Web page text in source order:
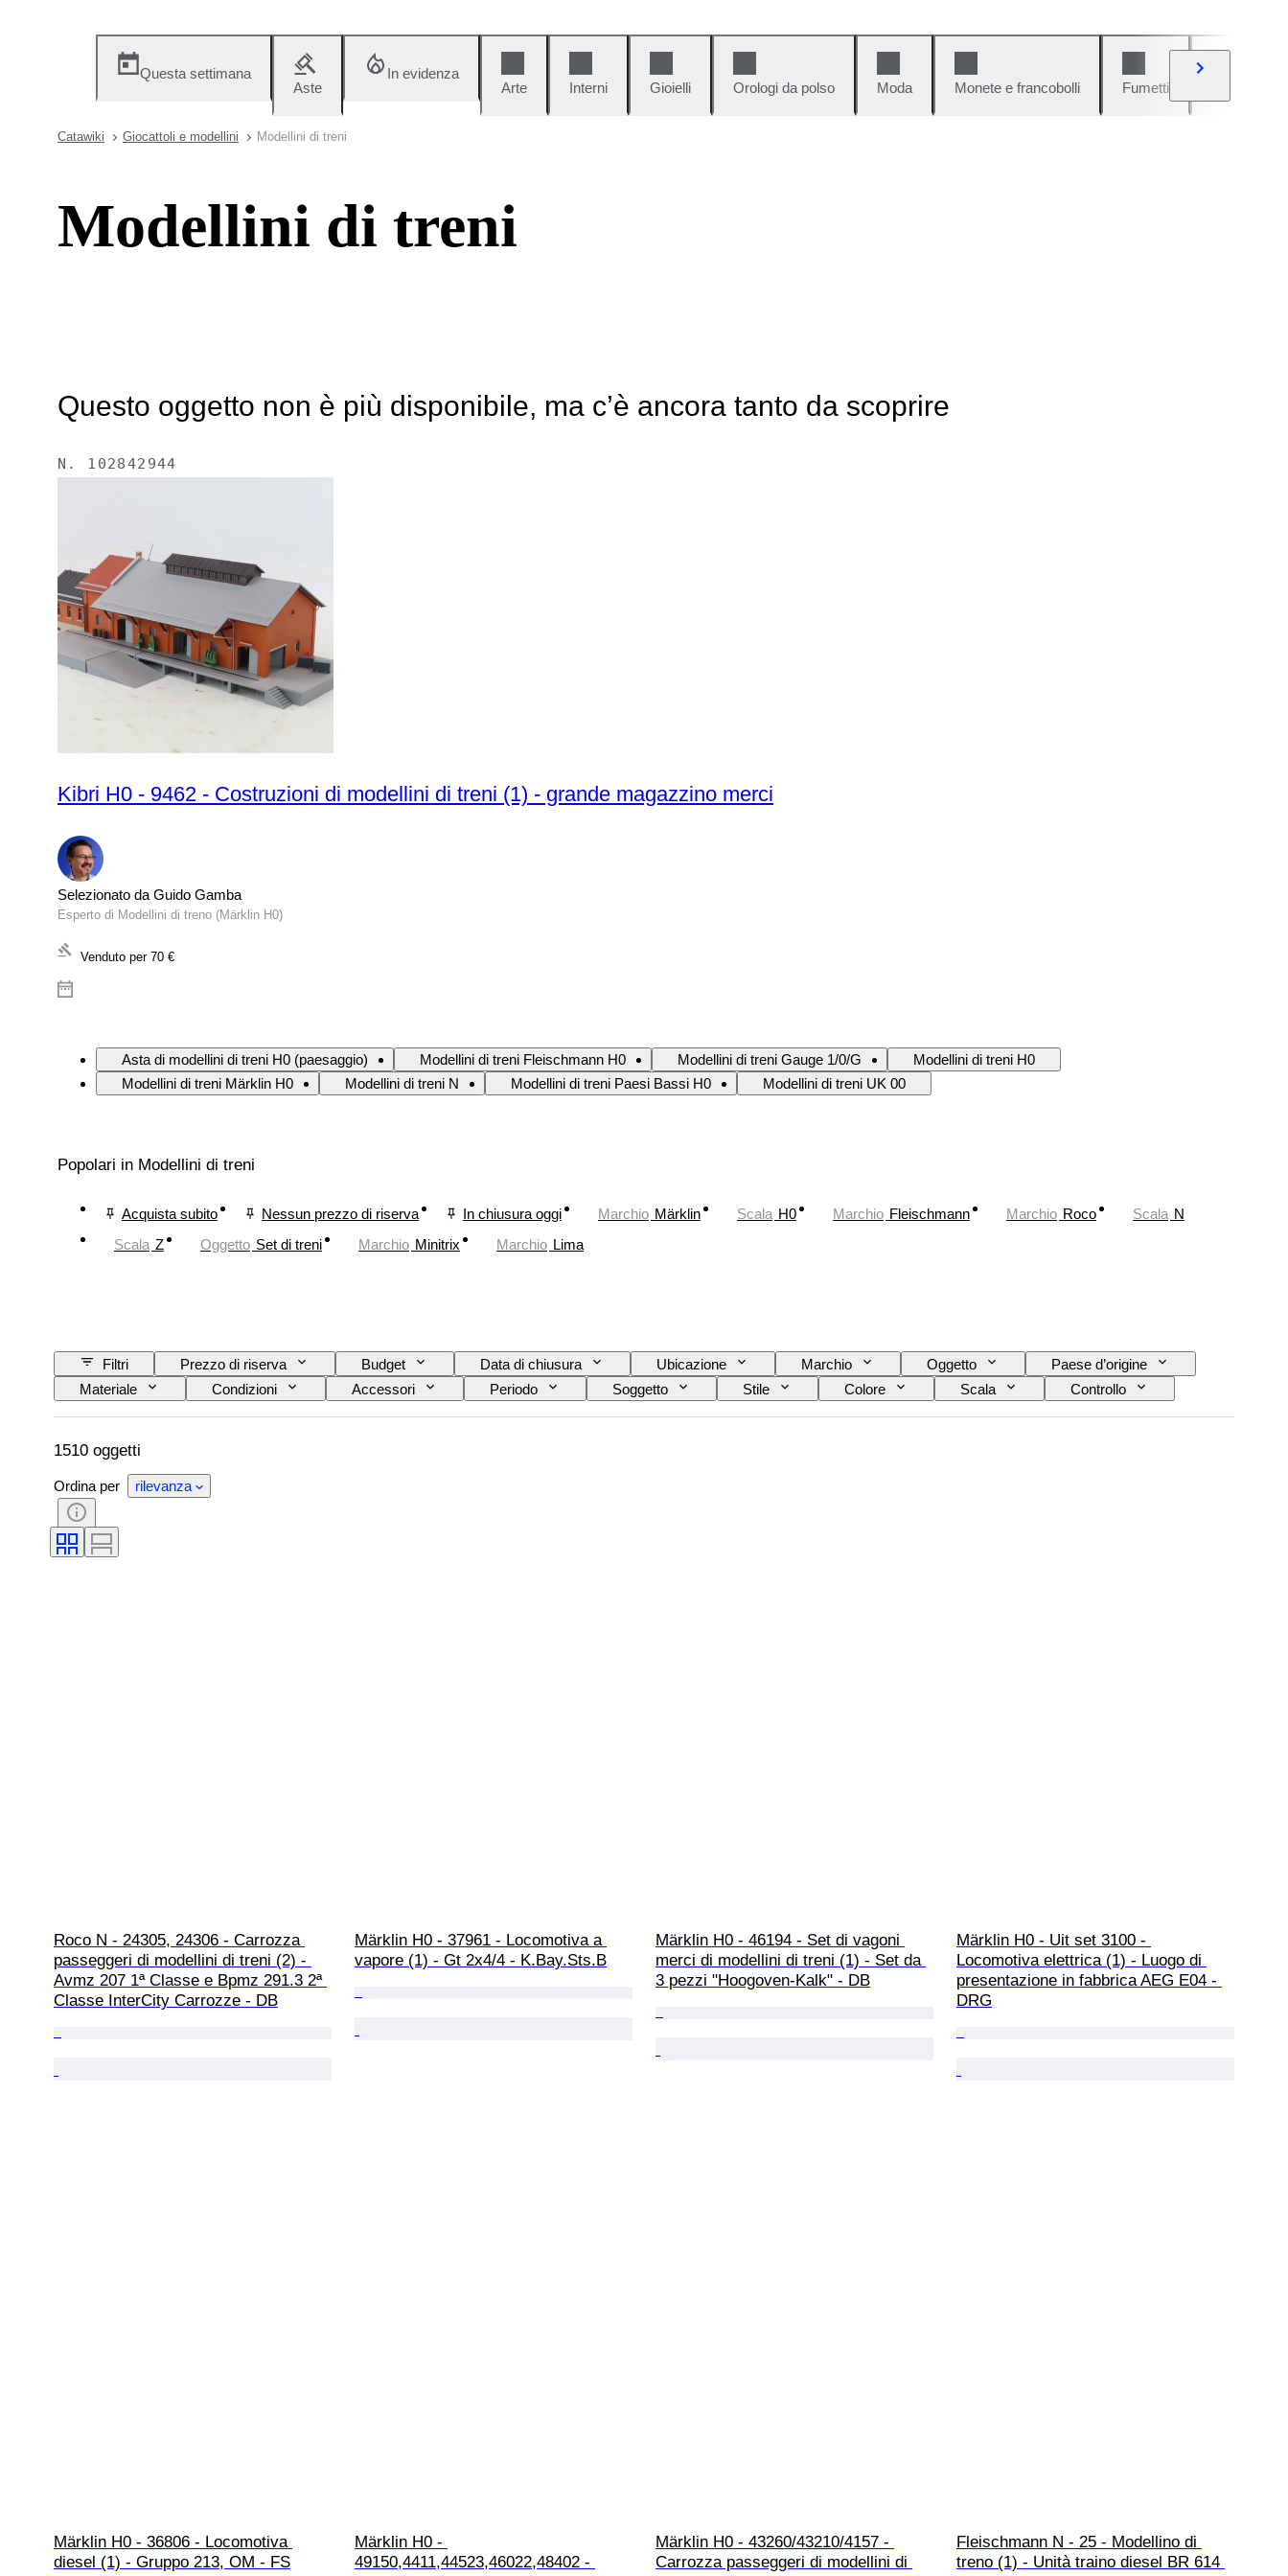
Questa settimana
Aste
In evidenza
Arte
Interni Gioielli Orologi da polso Moda Monete e francobolli Fumetti
Catawiki Giocattoli e modellini Modellini di treni
Modellini di treni
Questo oggetto non è più disponibile, ma c’è ancora tanto da scoprire
N. 102842944
Kibri H0 - 9462 - Costruzioni di modellini di treni (1) - grande magazzino merci
Selezionato da Guido Gamba
Esperto di Modellini di treno (Märklin H0)
Venduto per 70 €
Asta di modellini di treni H0 (paesaggio) Modellini di treni Fleischmann H0 Modellini di treni Gauge 1/0/G
Modellini di treni H0
Modellini di treni Märklin H0
Modellini di treni N Modellini di treni Paesi Bassi H0 Modellini di treni UK 00
Popolari in Modellini di treni
Acquista subito Nessun prezzo di riserva In chiusura oggi Marchio Märklin Scala H0 Marchio Fleischmann Marchio Roco Scala N
Scala Z Oggetto Set di treni Marchio Minitrix Marchio Lima
Filtri Prezzo di riserva Budget Data di chiusura Ubicazione Marchio Oggetto
Paese d’origine
Materiale
Condizioni Accessori Periodo Soggetto Stile Colore Scala
Controllo
Alimentazione
Impresa ferroviaria Epoca Originale / Replica
1510 oggetti
Ordina per rilevanza
Roco N - 24305, 24306 - Carrozza
passeggeri di modellini di treni (2) -
Avmz 207 1ª Classe e Bpmz 291.3 2ª
Classe InterCity Carrozze - DB
Märklin H0 - 37961 - Locomotiva a
vapore (1) - Gt 2x4/4 - K.Bay.Sts.B
Märklin H0 - 46194 - Set di vagoni
merci di modellini di treni (1) - Set da
3 pezzi "Hoogoven-Kalk" - DB
Märklin H0 - Uit set 3100 -
Locomotiva elettrica (1) - Luogo di
presentazione in fabbrica AEG E04 -
DRG
Märklin H0 - 36806 - Locomotiva
diesel (1) - Gruppo 213, OM - FS
Märklin H0 -
49150,4411,44523,46022,48402 -
Märklin H0 - 43260/43210/4157 -
Carrozza passeggeri di modellini di
Fleischmann N - 25 - Modellino di
treno (1) - Unità traino diesel BR 614